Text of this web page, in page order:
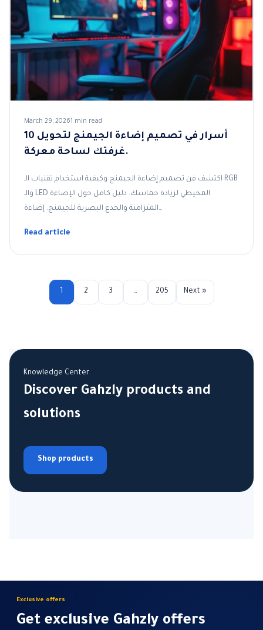
March 29, 20261 min read
10 أسرار في تصميم إضاءة الجيمنج لتحويل
غرفتك لساحة معركة.
اكتشف فن تصميم إضاءة الجيمنج وكيفية استخدام تقنيات الـ RGB
والـ LED المحيطي لزيادة حماسك. دليل كامل حول الإضاءة
المتزامنة والخدع البصرية للجيمنج. إضاءة…
Read article
1 2 3 … 205 Next »
Knowledge Center
Discover Gahzly products and
solutions
Shop products
Exclusive offers
Get exclusive Gahzly offers